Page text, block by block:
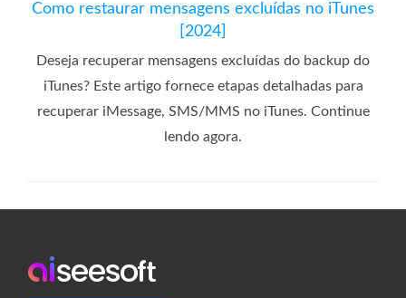
Como restaurar mensagens excluídas no iTunes
[2024]
Deseja recuperar mensagens excluídas do backup do
iTunes? Este artigo fornece etapas detalhadas para
recuperar iMessage, SMS/MMS no iTunes. Continue
lendo agora.